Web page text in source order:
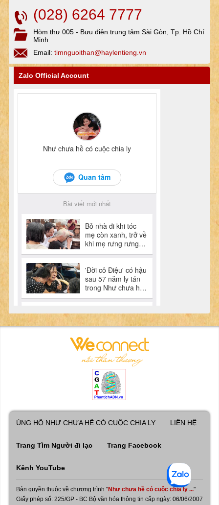
(028) 6264 7777
Hòm thư 005 - Bưu điện trung tâm Sài Gòn, Tp. Hồ Chí
Minh
Email: timnguoithan@haylentieng.vn
Zalo Official Account
ỦNG HỘ NHƯ CHƯA HỀ CÓ CUỘC CHIA LY LIÊN HỆ
Trang Tìm Người đi lạc Trang Facebook
Kênh YouTube
Bản quyền thuộc về chương trình "Như chưa hề có cuộc chia ly ..."
Giấy phép số: 225/GP - BC Bộ văn hóa thông tin cấp ngày: 06/06/2007